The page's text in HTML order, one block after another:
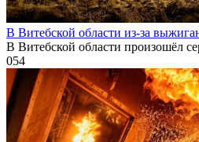
В Витебской области из-за
В Витебской области произошёл
054